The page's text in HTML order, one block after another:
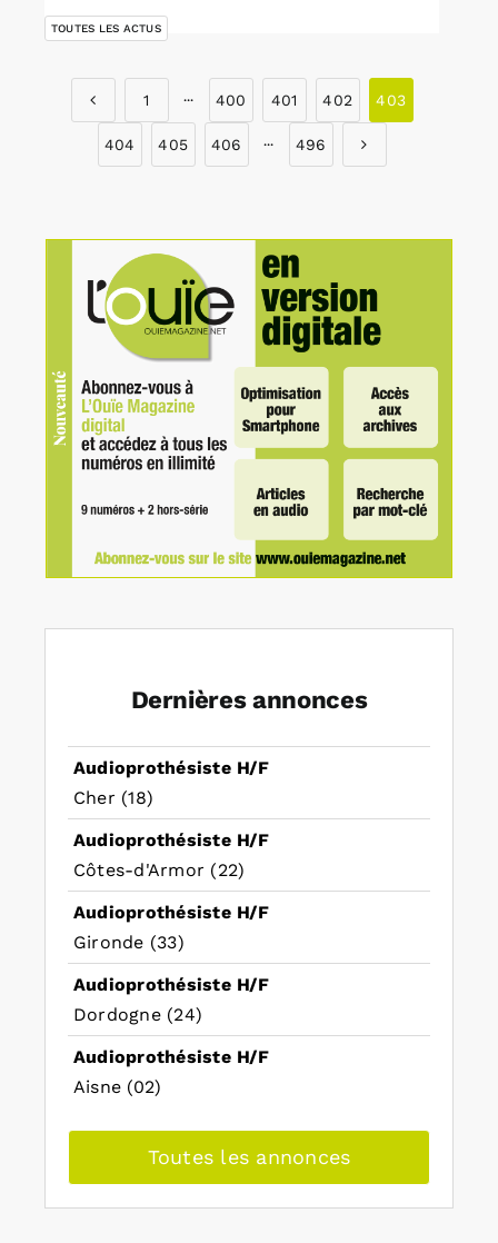
TOUTES LES ACTUS
1 ··· 400 401 402 403
404 405 406 ··· 496
Dernières annonces
Audioprothésiste H/F
Cher (18)
Audioprothésiste H/F
Côtes-d'Armor (22)
Audioprothésiste H/F
Gironde (33)
Audioprothésiste H/F
Dordogne (24)
Audioprothésiste H/F
Aisne (02)
Toutes les annonces